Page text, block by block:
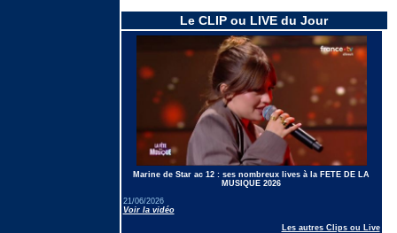
Le CLIP ou LIVE du Jour
Marine de Star ac 12 : ses nombreux lives à la FETE DE LA
MUSIQUE 2026
21/06/2026
Voir la vidéo
Les autres Clips ou Live